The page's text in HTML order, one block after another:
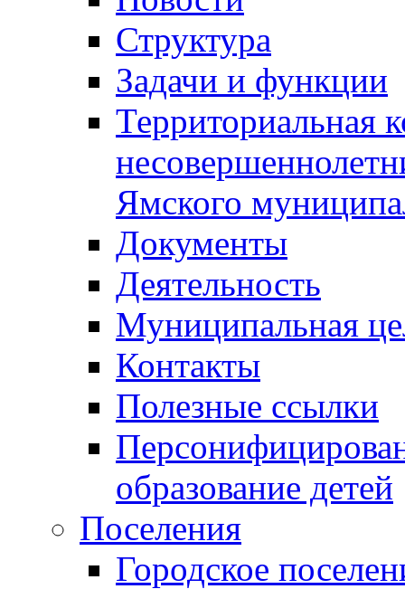
Структура
Задачи и функции
Территориальная
Ямского
Документы
Деятельность
Муниципальная
Контакты
Полезные ссылки
образование детей
Поселения
Городское